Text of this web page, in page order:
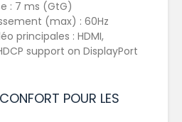
: 7 ms (GtG)
(max) : 60Hz
principales : HDMI,
support on DisplayPort
POUR LES